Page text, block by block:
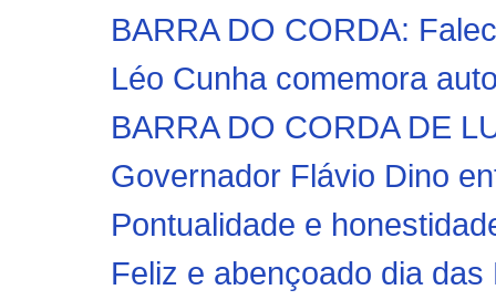
BARRA DO CORDA:
Léo Cunha comemora
BARRA DO CORDA DE
Governador Flávio Dino
Pontualidade e
Feliz e abençoado dia das